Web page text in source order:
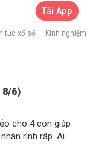
Tải App
tức xổ số Kinh
8/6)
cho 4 con giáp
rình rập. Ai